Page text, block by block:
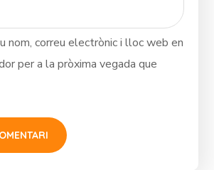
nom, correu electrònic i lloc web en
per a la pròxima vegada que